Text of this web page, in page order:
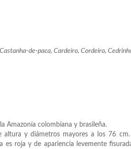
de-paca, Cardeiro, Cordeiro,
Amazonía colombiana y brasileña.
altura y diámetros mayores a los 76
es roja y de apariencia levemente